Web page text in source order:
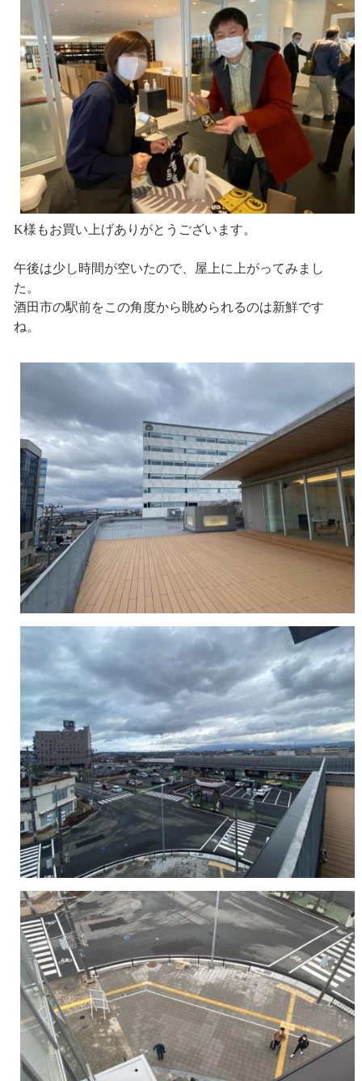
K様もお買い上げありがとうございます。
午後は少し時間が空いたので、屋上に上がってみまし
た。
酒田市の駅前をこの角度から眺められるのは新鮮です
ね。